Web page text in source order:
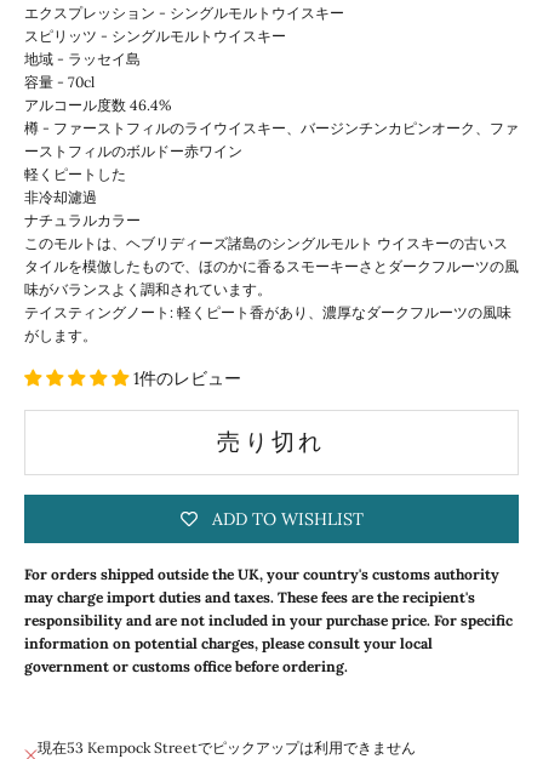
エクスプレッション - シングルモルトウイスキー
スピリッツ - シングルモルトウイスキー
地域 - ラッセイ島
容量 - 70cl
アルコール度数 46.4%
樽 - ファーストフィルのライウイスキー、バージンチンカピンオーク、ファ
ーストフィルのボルドー赤ワイン
軽くピートした
非冷却濾過
ナチュラルカラー
このモルトは、ヘブリディーズ諸島のシングルモルト ウイスキーの古いス
タイルを模倣したもので、ほのかに香るスモーキーさとダークフルーツの風
味がバランスよく調和されています。
テイスティングノート: 軽くピート香があり、濃厚なダークフルーツの風味
がします。
1件のレビュー
売り切れ
ADD TO WISHLIST
For orders shipped outside the UK, your country's customs authority
may charge import duties and taxes. These fees are the recipient's
responsibility and are not included in your purchase price. For specific
information on potential charges, please consult your local
government or customs office before ordering.
現在53 Kempock Streetでピックアップは利用できません